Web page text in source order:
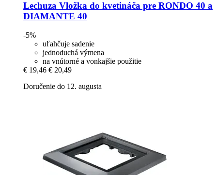
Lechuza Vložka do kvetináča pre RONDO 40 a
DIAMANTE 40
-5%
uľahčuje sadenie
jednoduchá výmena
na vnútorné a vonkajšie použitie
€ 19,46 € 20,49
Doručenie do 12. augusta